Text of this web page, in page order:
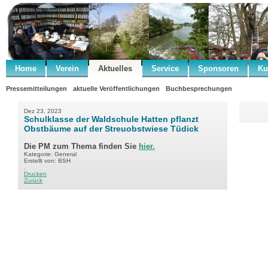
Home Verein Aktuelles Service Sponsoren
Pressemitteilungen aktuelle Veröffentlichungen Buchbesprechungen
Dez 23, 2023
Schulklasse der Waldschule Hatten pflanzt
Obstbäume auf der Streuobstwiese Tüdick
Die PM zum Thema finden Sie hier.
Kategorie: General
Erstellt von: BSH
Drucken
Zurück